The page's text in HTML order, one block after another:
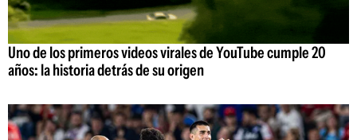
Uno de los primeros videos virales de YouTube cumple 20
años: la historia detrás de su origen